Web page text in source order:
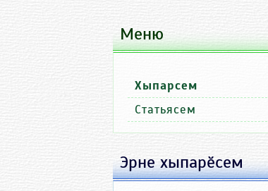
Меню
Хыпарсем
Статьясем
Эрне хыпарӗсем